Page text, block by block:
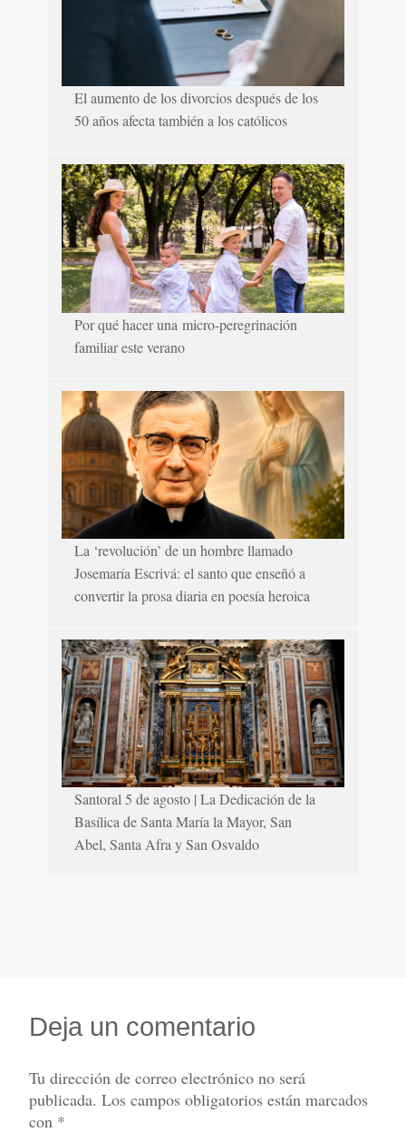
El aumento de los divorcios después de los
50 años afecta también a los católicos
Por qué hacer una micro-peregrinación
familiar este verano
La ‘revolución’ de un hombre llamado
Josemaría Escrivá: el santo que enseñó a
convertir la prosa diaria en poesía heroica
Santoral 5 de agosto | La Dedicación de la
Basílica de Santa María la Mayor, San
Abel, Santa Afra y San Osvaldo
Deja un comentario
Tu dirección de correo electrónico no será
publicada. Los campos obligatorios están marcados
con *